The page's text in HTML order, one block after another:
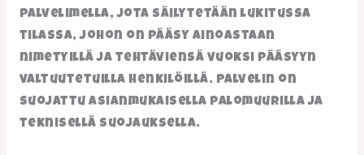
palvelimella, jota säilytetään lukitussa
tilassa, johon on pääsy ainoastaan
nimetyillä ja tehtäviensä vuoksi pääsyyn
valtuutetuilla henkilöillä. Palvelin on
suojattu asianmukaisella palomuurilla ja
teknisellä suojauksella.